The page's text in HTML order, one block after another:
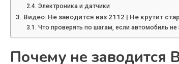
Электроника и датчики
Видео: Не заводится ваз 2112 | Не крутит
Что проверять по шагам, если автомобиль не
Почему не